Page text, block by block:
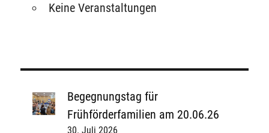
Keine Veranstaltungen
Begegnungstag für
Frühförderfamilien am 20.06.26
30. Juli 2026